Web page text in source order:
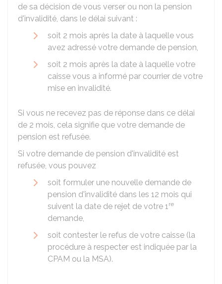
de sa décision de vous verser ou non la pension
d'invalidité, dans le délai suivant :
soit 2 mois après la date à laquelle vous
avez adressé votre demande de pension,
soit 2 mois après la date à laquelle votre
caisse vous a informé par courrier de votre
mise en invalidité.
Si vous ne recevez pas de réponse dans ce délai
de 2 mois, cela signifie que votre demande de
pension est refusée.
Si votre demande de pension d'invalidité est
refusée, vous pouvez
soit formuler une nouvelle demande de
pension d'invalidité dans les 12 mois qui
suivent la date de rejet de votre 1re
demande,
soit contester le refus de votre caisse (la
procédure à respecter est indiquée par la
CPAM ou la MSA).